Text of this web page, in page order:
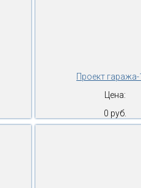
Проект
Цена:
0 руб.